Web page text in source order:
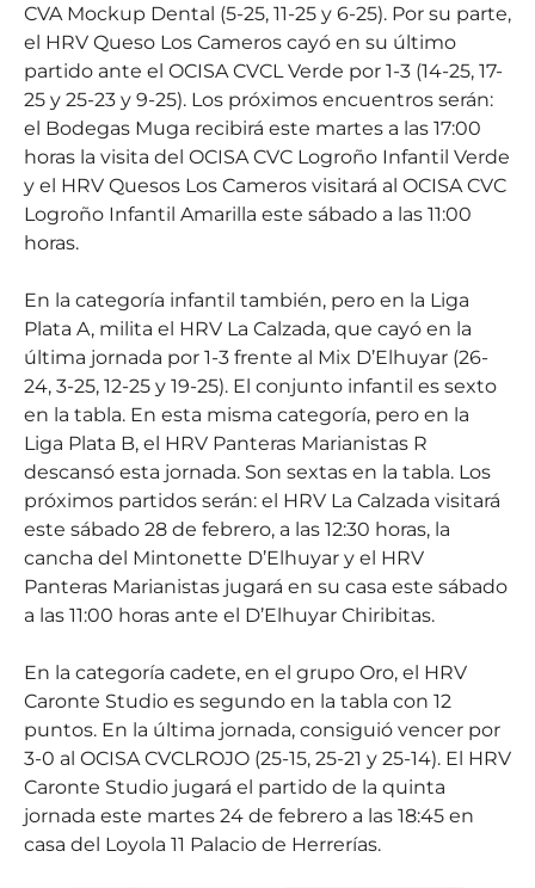
CVA Mockup Dental (5-25, 11-25 y 6-25). Por su parte,
el HRV Queso Los Cameros cayó en su último
partido ante el OCISA CVCL Verde por 1-3 (14-25, 17-
25 y 25-23 y 9-25). Los próximos encuentros serán:
el Bodegas Muga recibirá este martes a las 17:00
horas la visita del OCISA CVC Logroño Infantil Verde
y el HRV Quesos Los Cameros visitará al OCISA CVC
Logroño Infantil Amarilla este sábado a las 11:00
horas.
En la categoría infantil también, pero en la Liga
Plata A, milita el HRV La Calzada, que cayó en la
última jornada por 1-3 frente al Mix D’Elhuyar (26-
24, 3-25, 12-25 y 19-25). El conjunto infantil es sexto
en la tabla. En esta misma categoría, pero en la
Liga Plata B, el HRV Panteras Marianistas R
descansó esta jornada. Son sextas en la tabla. Los
próximos partidos serán: el HRV La Calzada visitará
este sábado 28 de febrero, a las 12:30 horas, la
cancha del Mintonette D’Elhuyar y el HRV
Panteras Marianistas jugará en su casa este sábado
a las 11:00 horas ante el D’Elhuyar Chiribitas.
En la categoría cadete, en el grupo Oro, el HRV
Caronte Studio es segundo en la tabla con 12
puntos. En la última jornada, consiguió vencer por
3-0 al OCISA CVCLROJO (25-15, 25-21 y 25-14). El HRV
Caronte Studio jugará el partido de la quinta
jornada este martes 24 de febrero a las 18:45 en
casa del Loyola 11 Palacio de Herrerías.